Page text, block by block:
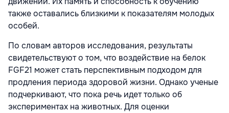
также оставались близкими к показателям молодых
особей.
По словам авторов исследования, результаты
свидетельствуют о том, что воздействие на белок
FGF21 может стать перспективным подходом для
продления периода здоровой жизни. Однако ученые
подчеркивают, что пока речь идет только об
экспериментах на животных. Для оценки